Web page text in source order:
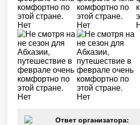
Ответ организатора: